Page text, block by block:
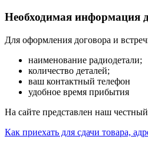
Необходимая информация
Для оформления договора и
наименование радиодетали;
количество деталей;
ваш контактный телефон
удобное время прибытия
На сайте представлен наш честный
Как приехать для сдачи товара,